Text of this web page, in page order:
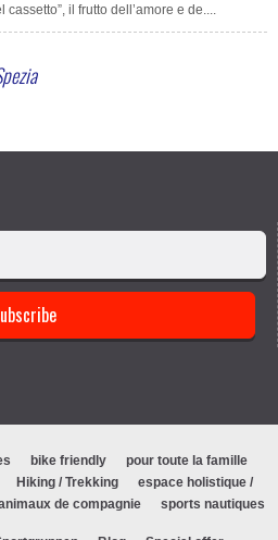
il frutto dell’amore e de....
bike friendly
pour toute la famille
Hiking / Trekking
espace holistique /
de compagnie sports nautiques